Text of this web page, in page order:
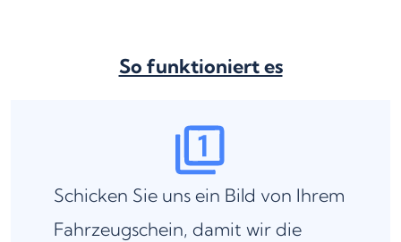
So funktioniert es
Schicken Sie uns ein Bild von Ihrem
Fahrzeugschein, damit wir die